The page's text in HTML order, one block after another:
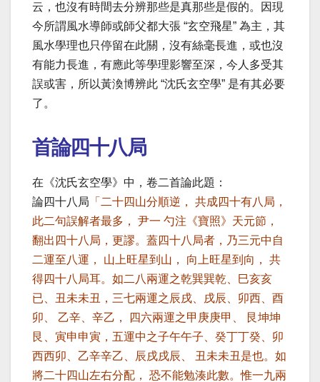
云，也沒有時間去分辨那些是真那些是假的。因現
今所謂風水導師或師父都大張 “玄空飛星” 為主，其
風水學理也只停留在此關，沒有絲毫長進，或也沒
有能力長進，有應此等學理影響至深，今人多受其
誤或害，所以黃渙博辨此 “沈氏玄空學” 是有其必要
了。
首論四十八局
在《沈氏玄空學》中，卷二首論此題：
論四十八局 「二十四山分順逆， 共成四十有八局，
此二句誤解者最多， 尹一 勺注《寶照》天元節，
翻出四十八局，更謬。蓋四十八局者，乃三元中自
二運至八運， 山上旺星到山， 向上旺星到向， 共
得四十八局耳。如二八兩運之乾巽巽乾、巳亥亥
已、丑未未丑，三七兩運之辰戌、戌辰、卯西、酉
卯、 乙辛、辛乙， 四六兩運之甲庚庚甲、 艮坤坤
艮、寅申申寅，五運中之子午午子、癸丁丁癸、卯
西西卯、乙辛辛乙、辰戌戌辰、 丑未未丑是也。如
將二十四山左右分配， 恐不能勉湊此數。惟一九兩